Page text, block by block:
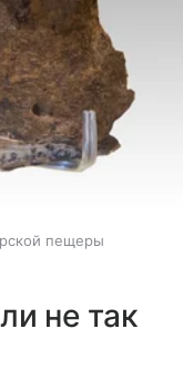
пещеры
не так